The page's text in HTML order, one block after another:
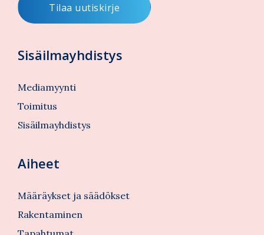
Sisäilmayhdistys
Mediamyynti
Toimitus
Sisäilmayhdistys
Aiheet
Määräykset ja säädökset
Rakentaminen